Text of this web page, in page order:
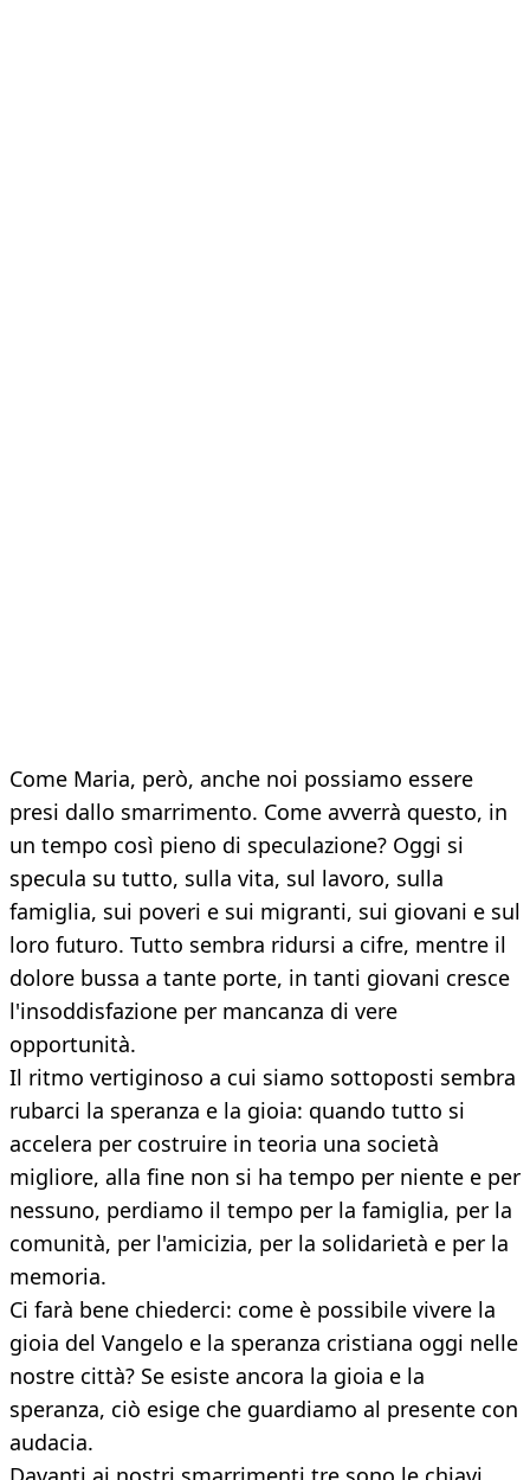
Come Maria, però, anche noi possiamo essere
presi dallo smarrimento. Come avverrà questo, in
un tempo così pieno di speculazione? Oggi si
specula su tutto, sulla vita, sul lavoro, sulla
famiglia, sui poveri e sui migranti, sui giovani e sul
loro futuro. Tutto sembra ridursi a cifre, mentre il
dolore bussa a tante porte, in tanti giovani cresce
l'insoddisfazione per mancanza di vere
opportunità.
Il ritmo vertiginoso a cui siamo sottoposti sembra
rubarci la speranza e la gioia: quando tutto si
accelera per costruire in teoria una società
migliore, alla fine non si ha tempo per niente e per
nessuno, perdiamo il tempo per la famiglia, per la
comunità, per l'amicizia, per la solidarietà e per la
memoria.
Ci farà bene chiederci: come è possibile vivere la
gioia del Vangelo e la speranza cristiana oggi nelle
nostre città? Se esiste ancora la gioia e la
speranza, ciò esige che guardiamo al presente con
audacia.